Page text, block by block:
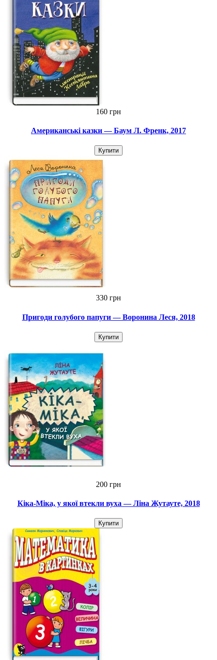
160 грн
Американські казки — Баум Л. Френк, 2017
Купити
330 грн
Пригоди голубого папуги — Воронина Леся, 2018
Купити
200 грн
Кіка-Міка, у якої втекли вуха — Ліна Жутауте, 2018
Купити